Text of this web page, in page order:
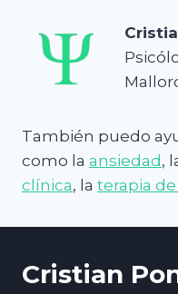
También puedo
como la ansiedad,
clínica, la terapia
Cristian